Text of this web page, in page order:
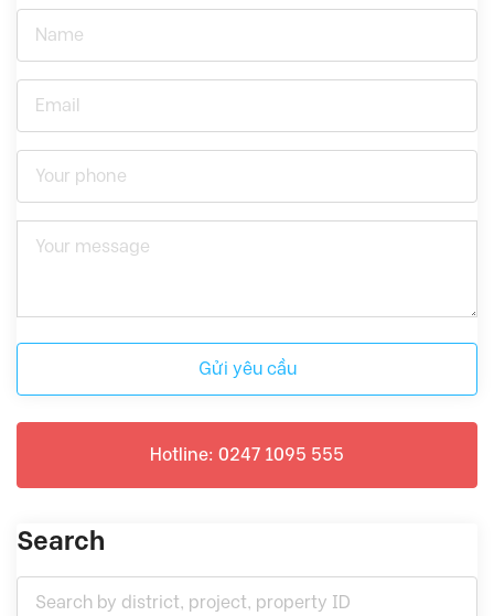
Gửi yêu cầu
Hotline: 0247 1095 555
Search